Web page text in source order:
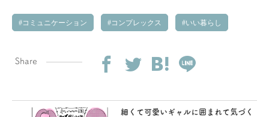
コミュニケーション コンプレックス いい暮らし
Share
細くて可愛いギャルに囲まれて気づく